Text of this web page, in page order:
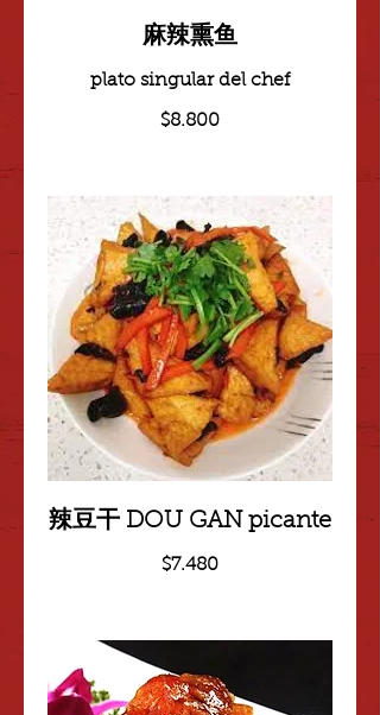
麻辣熏鱼
plato singular del chef
$8.800
辣豆干 DOU GAN picante
$7.480